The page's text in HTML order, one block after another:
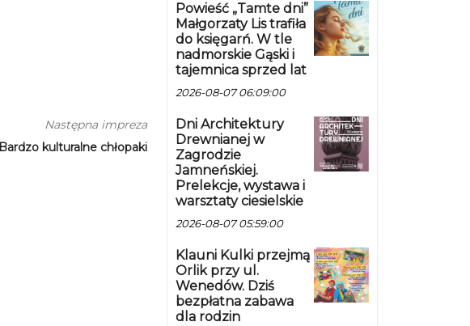
Następna impreza
Bardzo kulturalne chłopaki
Powieść „Tamte dni”
Małgorzaty Lis trafiła
do księgarń. W tle
nadmorskie Gąski i
tajemnica sprzed lat
2026-08-07 06:09:00
Dni Architektury
Drewnianej w
Zagrodzie
Jamneńskiej.
Prelekcje, wystawa i
warsztaty ciesielskie
2026-08-07 05:59:00
Klauni Kulki przejmą
Orlik przy ul.
Wenedów. Dziś
bezpłatna zabawa
dla rodzin